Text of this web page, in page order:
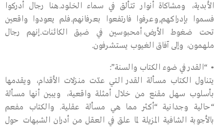
الأبدية، ومشاكاة أنوار تتألق في سماء الخلود.هنا رجال أدركوا
فسموا بإدراكهم,وعرفوا فارتفعوا بعرفانهم.فلم يعودوا واقعين
تحت ضغوط الأرض،أمحبوسين في ضيق الكائنات.إنهم رجال
ملهمون، وإلى آفاق الغيوب يستشرفون.
• “القدر في ضوء الكتاب والسنة”:
يتناول الكتاب مسألة القدر الـتي عدّت منزلات الأقدام، ويقدمها
بأسلوب سهل مقنع من خلال أمثلة واقعية، ويبين أنها مسألة
“حالية وجدانية “أكثر مما هي مسألة عقلية. والكتاب مفعم
بالأجوبة الشافية المزيلة لما علق في العقل من أدران الشبهات حول